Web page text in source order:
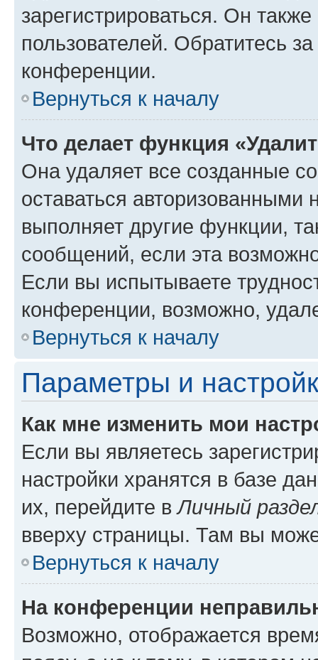
зарегистрироваться. Он
пользователей. Обратитесь
конференции.
Вернуться к началу
Что делает функция
Она удаляет все созданные
оставаться авторизованными
выполняет другие функции,
сообщений, если эта
Если вы испытываете
конференции, возможно,
Вернуться к началу
Параметры и
Как мне изменить мои
Если вы являетесь
настройки хранятся в базе
их, перейдите вЛичный
вверху страницы. Там вы
Вернуться к началу
На конференции
Возможно, отображается